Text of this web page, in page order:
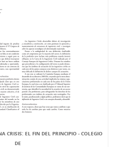
CRISIS: EL FIN DEL PRINCIPIO - COLEGIO
DE